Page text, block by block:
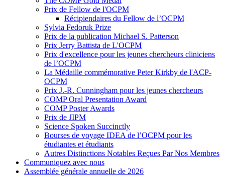
Prix de Fellow de l'OCPM
Récipiendaires du Fellow de l’OCPM
Sylvia Fedoruk Prize
Prix de la publication Michael S. Patterson
Prix Jerry Battista de L'OCPM
Prix d'excellence pour les jeunes chercheurs cliniciens
de l’OCPM
La Médaille commémorative Peter Kirkby de l'ACP-
OCPM
Prix J.-R. Cunningham pour les jeunes chercheurs
COMP Oral Presentation Award
COMP Poster Awards
Prix de JIPM
Science Spoken Succinctly
Bourses de voyage IDEA de l’OCPM pour les
étudiantes et étudiants
Autres Distinctions Notables Reçues Par Nos Membres
Communiquez avec nous
Assemblée générale annuelle de 2026